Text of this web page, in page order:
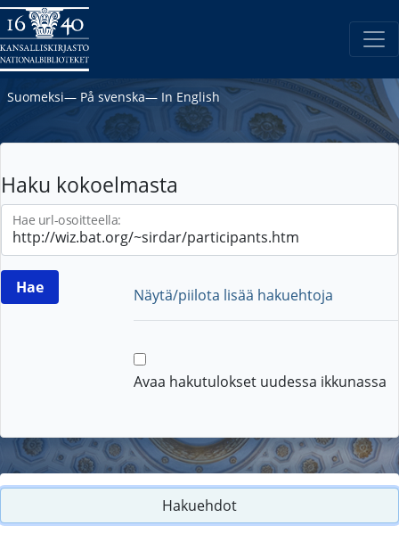
Suomeksi― På svenska― In English
Haku kokoelmasta
Hae url-osoitteella:
Näytä/piilota lisää hakuehtoja
Avaa hakutulokset uudessa ikkunassa
Hakuehdot